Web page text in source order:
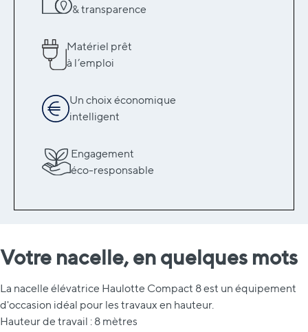
& transparence
Matériel prêt
à l’emploi
Un choix économique
intelligent
Engagement
éco-responsable
Votre nacelle, en quelques mots
La nacelle élévatrice Haulotte Compact 8 est un équipement
d'occasion idéal pour les travaux en hauteur.
Hauteur de travail : 8 mètres